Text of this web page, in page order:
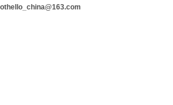
othello_china@163.com
【
庆